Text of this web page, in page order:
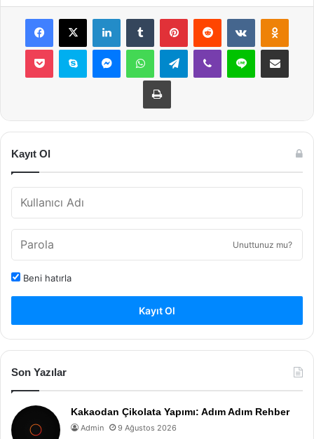
Facebook
X LinkedInTumblr PinterestReddit VKontakte
Pocket Skype MessengerWhatsAppTelegramViber Line E-Posta ile
Yazdır
Kayıt Ol
Unuttunuz mu?
Beni hatırla
Kayıt Ol
Son Yazılar
Kakaodan Çikolata Yapımı: Adım Adım Rehber
Admin 9 Ağustos 2026